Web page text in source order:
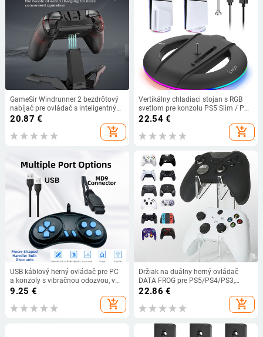
GameSir Windrunner 2 bezdrôtový
nabíjač pre ovládač s inteligentným
štartom a stopom nabíjania (Type-
20.87 €
add_shopping_cart
Vertikálny chladiaci stojan s RGB
svetlom pre konzolu PS5 Slim / PS5
Pro, protišmykový základný držiak,
22.54€
add_shopping_cart
USB káblový herný ovládač pre PC
a konzoly s vibračnou odozvou, v
tvare mesiaca
9.25 €
add_shopping_cart
Držiak na duálny herný ovládač
DATA FROG pre PS5/PS4/PS3,
držiak hernej rukoväte, základný
držiak displeja pre Xbox One/Series
X
22.86 €
add_shopping_cart